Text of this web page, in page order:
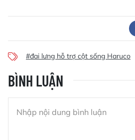
#đai lưng hỗ trợ cột sống Haruco
BÌNH LUẬN